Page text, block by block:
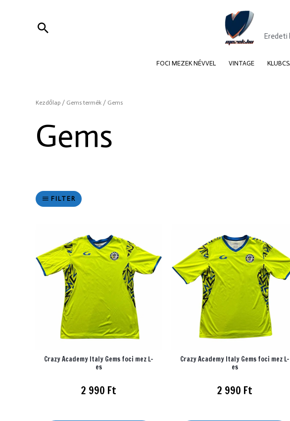
Search Eredeti
FOCI MEZEK NÉVVEL VINTAGE
Kezdőlap / Gems termék / Gems
Gems
FILTER
Crazy Academy Italy Gems foci mez L-
es
2 990 Ft
Crazy Academy Italy Gems foci mez L-
es
2 990 Ft